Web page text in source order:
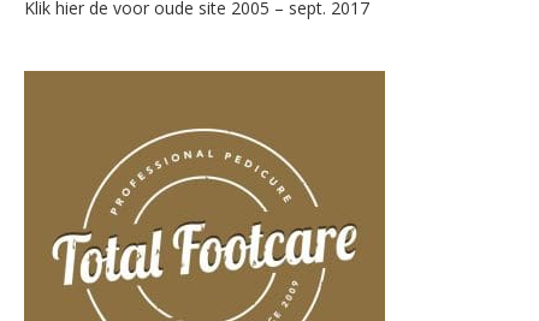
Klik hier de voor oude site 2005 – sept. 2017